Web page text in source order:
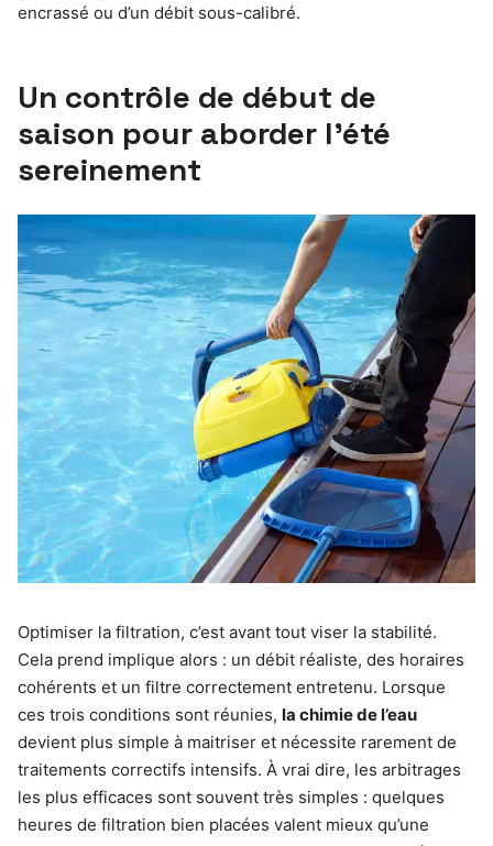
encrassé ou d’un débit sous-calibré.
Un contrôle de début de
saison pour aborder l’été
sereinement
Optimiser la filtration, c’est avant tout viser la stabilité.
Cela prend implique alors : un débit réaliste, des horaires
cohérents et un filtre correctement entretenu. Lorsque
ces trois conditions sont réunies, la chimie de l’eau
devient plus simple à maitriser et nécessite rarement de
traitements correctifs intensifs. À vrai dire, les arbitrages
les plus efficaces sont souvent très simples : quelques
heures de filtration bien placées valent mieux qu’une